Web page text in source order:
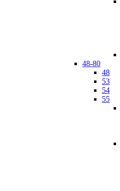
48-80
48
53
54
55